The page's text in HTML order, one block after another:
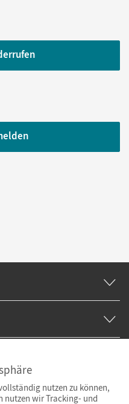
nutzen zu können,
nutzen wir Tracking- und